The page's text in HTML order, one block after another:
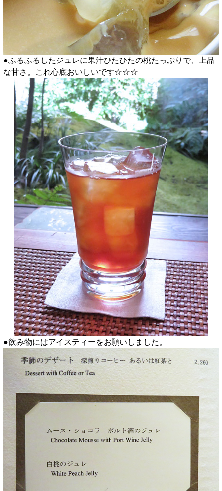
●ふるふるしたジュレに果汁ひたひたの桃たっぷりで、上品
な甘さ。これ心底おいしいです☆☆☆
●飲み物にはアイスティーをお願いしました。